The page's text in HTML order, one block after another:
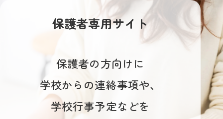
保護者専用サイト
保護者の方向けに
学校からの連絡事項や、
学校行事予定などを